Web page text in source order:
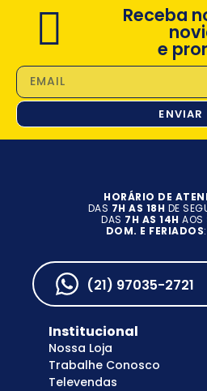
Receba
e
ENVIAR
HORÁRIO DE
DAS 7H AS 18H DE
DAS 7H AS 14H AOS
DOM. E FERIADOS
(21) 97035-2721
Institucional
Nossa Loja
Trabalhe Conosco
Televendas